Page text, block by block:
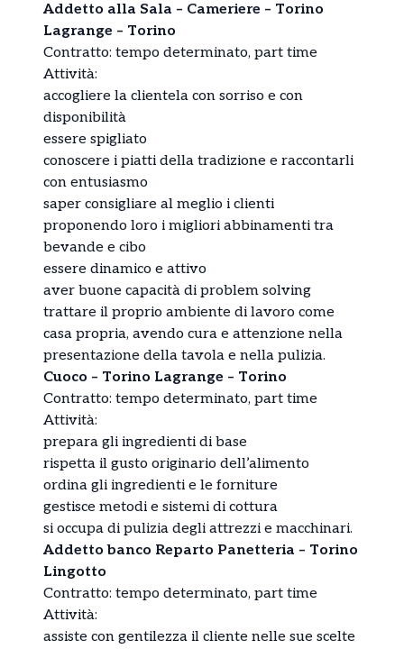
Addetto alla Sala – Cameriere – Torino
Lagrange – Torino
Contratto: tempo determinato, part time
Attività:
accogliere la clientela con sorriso e con
disponibilità
essere spigliato
conoscere i piatti della tradizione e raccontarli
con entusiasmo
saper consigliare al meglio i clienti
proponendo loro i migliori abbinamenti tra
bevande e cibo
essere dinamico e attivo
aver buone capacità di problem solving
trattare il proprio ambiente di lavoro come
casa propria, avendo cura e attenzione nella
presentazione della tavola e nella pulizia.
Cuoco – Torino Lagrange – Torino
Contratto: tempo determinato, part time
Attività:
prepara gli ingredienti di base
rispetta il gusto originario dell’alimento
ordina gli ingredienti e le forniture
gestisce metodi e sistemi di cottura
si occupa di pulizia degli attrezzi e macchinari.
Addetto banco Reparto Panetteria – Torino
Lingotto
Contratto: tempo determinato, part time
Attività:
assiste con gentilezza il cliente nelle sue scelte